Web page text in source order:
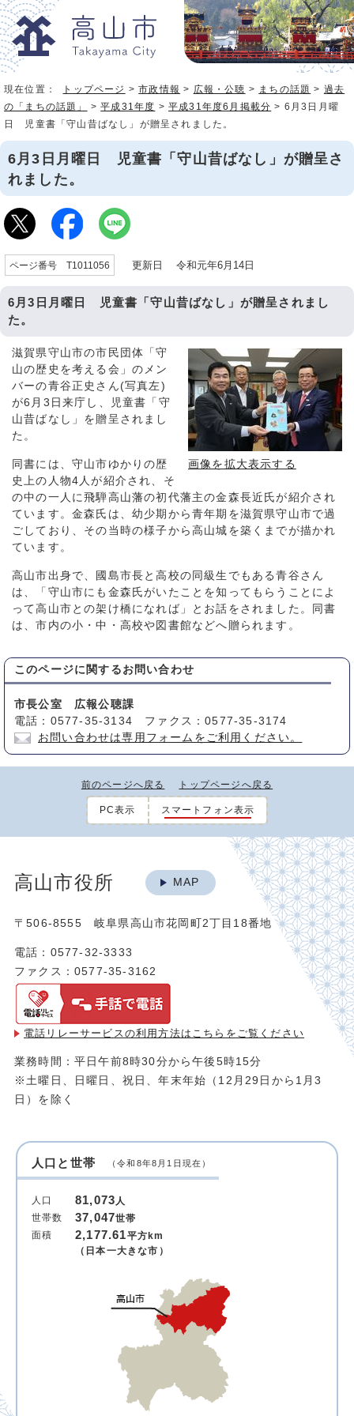
現在位置： トップページ >市政情報 > 広報・公聴 > まちの話題 > 過去
の「まちの話題」
>平成31年度 >平成31年度6月掲載分 > 6月3日月曜
日 児童書「守山昔ばなし」が贈呈されました。
6月3日月曜日 児童書「守山昔ばなし」が贈呈さ
れました。
ページ番号 T1011056 更新日 令和元年6月14日
6月3日月曜日 児童書「守山昔ばなし」が贈呈されまし
た。
画像を拡大表示する
滋賀県守山市の市民団体「守
山の歴史を考える会」のメン
バーの青谷正史さん(写真左)
が6月3日来庁し、児童書「守
山昔ばなし」を贈呈されまし
た。
同書には、守山市ゆかりの歴
史上の人物4人が紹介され、そ
の中の一人に飛騨高山藩の初代藩主の金森長近氏が紹介され
ています。金森氏は、幼少期から青年期を滋賀県守山市で過
ごしており、その当時の様子から高山城を築くまでが描かれ
ています。
高山市出身で、國島市長と高校の同級生でもある青谷さん
は、「守山市にも金森氏がいたことを知ってもらうことによ
って高山市との架け橋になれば」とお話をされました。同書
は、市内の小・中・高校や図書館などへ贈られます。
このページに関する お問い合わせ
市長公室 広報公聴課
電話：0577-35-3134 ファクス：0577-35-3174
お問い合わせは専用フォームをご利用ください。
前のページへ戻る トップページへ戻る
PC表示 スマートフォン表示
高山市役所 MAP
〒506-8555 岐阜県高山市花岡町2丁目18番地
電話：0577-32-3333
ファクス：0577-35-3162
電話リレーサービスの利用方法は こちらをご覧ください
業務時間：平日午前8時30分から午後5時15分
※土曜日、日曜日、祝日、年末年始（12月29日から1月3
日）を除く
人口と世帯 （令和8年8月1日現在）
人口 81,073人
世帯数
37,047世帯
面積
2,177.61平方km
（日本一大きな市）